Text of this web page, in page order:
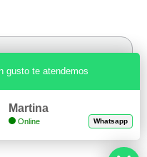
gusto te atendemos
Martina
Online Whatsapp